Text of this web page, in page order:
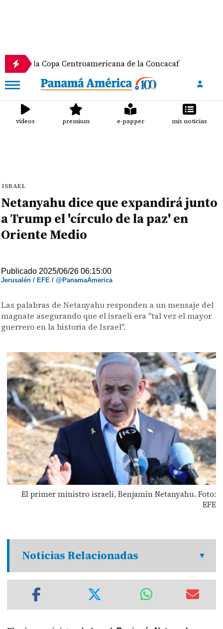
Centroamericana de la Concacaf
videos premium e-papper mis noticias
ISRAEL
Netanyahu dice que expandirá junto
a Trump el 'círculo de la paz' en
Oriente Medio
Publicado 2025/06/26 06:15:00
Jerusalén / EFE / @PanamaAmerica
Las palabras de Netanyahu responden a un mensaje del
magnate asegurando que el israelí era "tal vez el mayor
guerrero en la historia de Israel".
El primer ministro israelí, Benjamín Netanyahu. Foto:
EFE
Noticias Relacionadas